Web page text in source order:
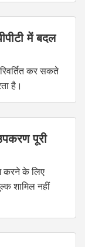
में बदल
कर सकते
है।
पूरी
करने के लिए
शामिल नहीं